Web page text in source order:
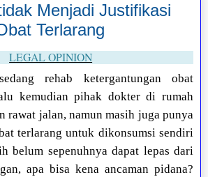
Menjadi Justifikasi
Terlarang
LEGAL OPINION
rehab ketergantungan obat
kemudian pihak dokter di rumah
rawat jalan, namun masih juga punya
terlarang untuk dikonsumsi sendiri
belum sepenuhnya dapat lepas dari
apa bisa kena ancaman pidana?